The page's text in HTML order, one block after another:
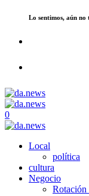
Lo sentimos, aún no
0
Local
política
cultura
Negocio
Rotación